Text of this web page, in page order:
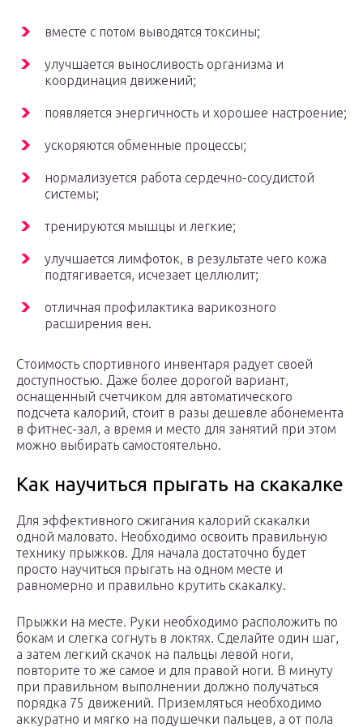
вместе с потом выводятся токсины;
улучшается выносливость организма и
координация движений;
появляется энергичность и хорошее настроение;
ускоряются обменные процессы;
нормализуется работа сердечно-сосудистой
системы;
тренируются мышцы и легкие;
улучшается лимфоток, в результате чего кожа
подтягивается, исчезает целлюлит;
отличная профилактика варикозного
расширения вен.
Стоимость спортивного инвентаря радует своей
доступностью. Даже более дорогой вариант,
оснащенный счетчиком для автоматического
подсчета калорий, стоит в разы дешевле абонемента
в фитнес-зал, а время и место для занятий при этом
можно выбирать самостоятельно.
Как научиться прыгать на скакалке
Для эффективного сжигания калорий скакалки
одной маловато. Необходимо освоить правильную
технику прыжков. Для начала достаточно будет
просто научиться прыгать на одном месте и
равномерно и правильно крутить скакалку.
Прыжки на месте. Руки необходимо расположить по
бокам и слегка согнуть в локтях. Сделайте один шаг,
а затем легкий скачок на пальцы левой ноги,
повторите то же самое и для правой ноги. В минуту
при правильном выполнении должно получаться
порядка 75 движений. Приземляться необходимо
аккуратно и мягко на подушечки пальцев, а от пола